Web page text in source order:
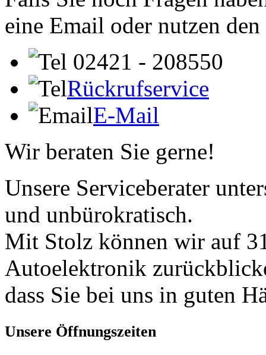
eine Email oder nutzen
02421 - 208550
Rückrufservice
E-Mail
Wir beraten Sie gerne!
Unsere Serviceberater
und unbürokratisch.
Mit Stolz können wir auf
Autoelektronik
dass Sie bei uns in guten
Unsere Öffnungszeiten